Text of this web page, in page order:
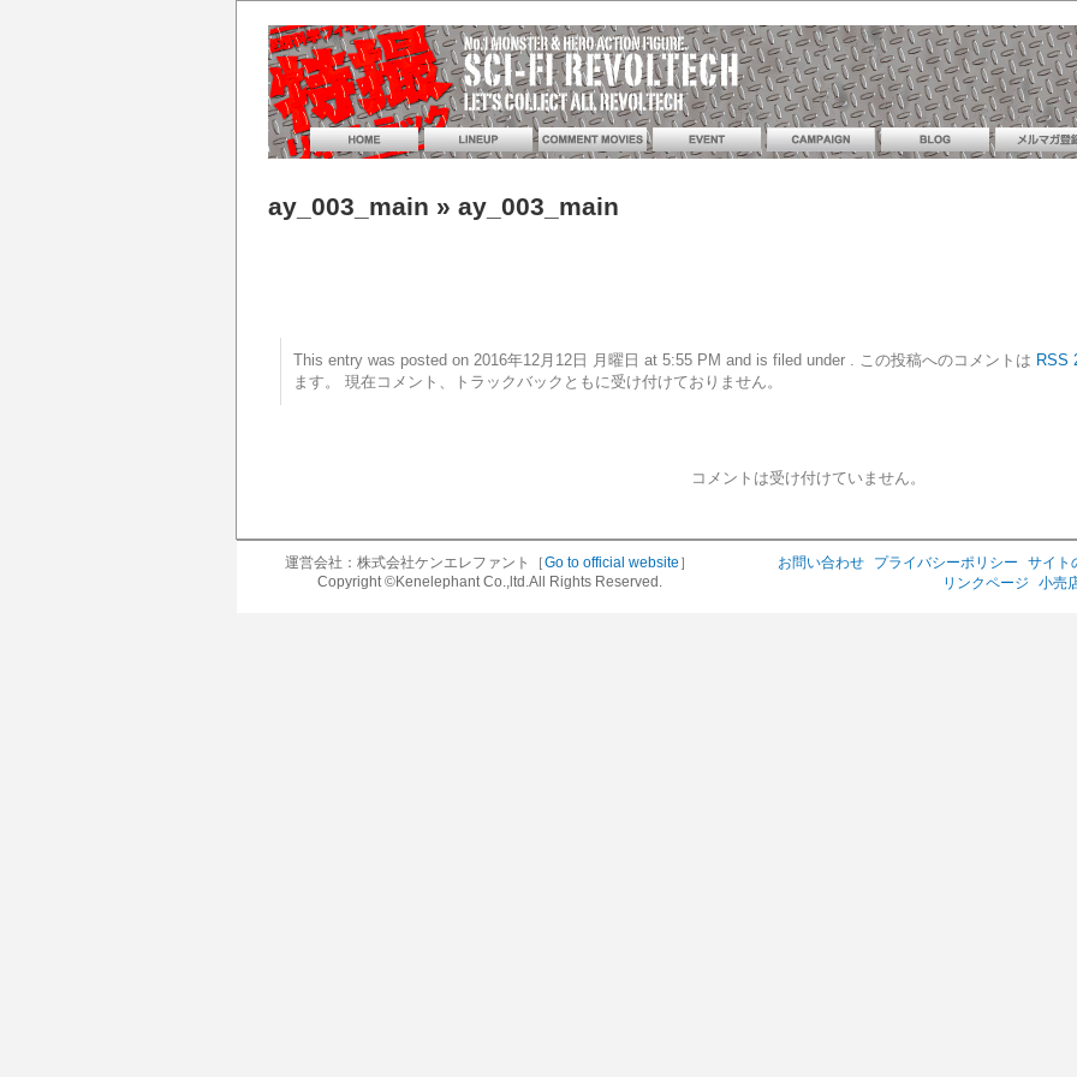
ay_003_main » ay_003_main
This entry was posted on 2016年12月12日 月曜日 at 5:55 PM and is filed under . この投稿へのコメントは RSS
ます。 現在コメント、トラックバックともに受け付けておりません。
コメントは受け付けていません。
運営会社：株式会社ケンエレファント［Go to official website ］
Copyright ©Kenelephant Co.,ltd.All Rights Reserved.
お問い合わせ プライバシーポリシー
サイト
リンクページ
小売